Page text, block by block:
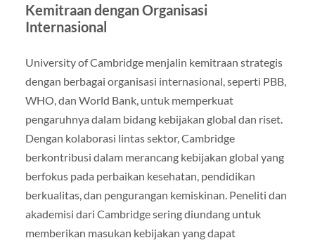
Kemitraan dengan Organisasi
Internasional
University of Cambridge menjalin kemitraan strategis
dengan berbagai organisasi internasional, seperti PBB,
WHO, dan World Bank, untuk memperkuat
pengaruhnya dalam bidang kebijakan global dan riset.
Dengan kolaborasi lintas sektor, Cambridge
berkontribusi dalam merancang kebijakan global yang
berfokus pada perbaikan kesehatan, pendidikan
berkualitas, dan pengurangan kemiskinan. Peneliti dan
akademisi dari Cambridge sering diundang untuk
memberikan masukan kebijakan yang dapat